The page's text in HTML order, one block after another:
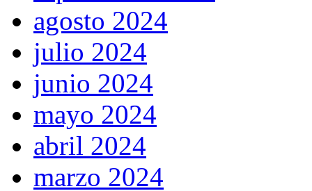
agosto 2024
julio 2024
junio 2024
mayo 2024
abril 2024
marzo 2024